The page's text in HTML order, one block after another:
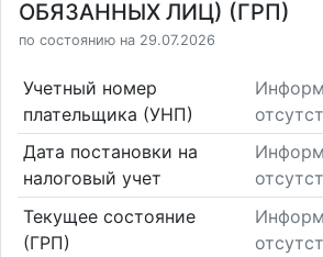
ОБЯЗАННЫХ ЛИЦ) (ГРП)
по состоянию на 29.07.2026
Учетный номер
плательщика (УНП)
Дата постановки на
налоговый учет
Текущее состояние
(ГРП)